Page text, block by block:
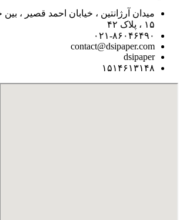
۱۵ ، پلاک ۴۲
۰۲۱-۸۶۰۴۶۴۹۰
contact@dsipaper.com
dsipaper
۱۵۱۴۶۱۳۱۴۸